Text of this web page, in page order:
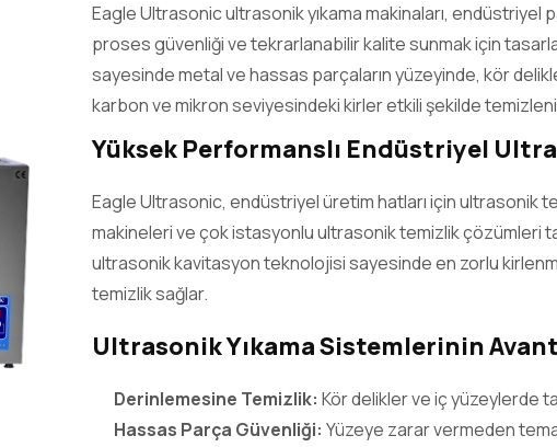
Eagle Ultrasonic ultrasonik yıkama makinaları,
proses güvenliği ve tekrarlanabilir kalite sunmak için
sayesinde metal ve hassas parçaların yüzeyinde, kör
karbon ve mikron seviyesindeki kirler etkili şekilde
Yüksek Performanslı Endüstriyel
Eagle Ultrasonic, endüstriyel üretim hatları için ultrasonik
makineleri ve çok istasyonlu ultrasonik temizlik çözümleri
ultrasonik kavitasyon teknolojisi sayesinde en zorlu
temizlik sağlar.
Ultrasonik Yıkama Sistemlerinin
Derinlemesine Temizlik: Kör delikler ve iç yüzeylerde
Hassas Parça Güvenliği: Yüzeye zarar vermeden